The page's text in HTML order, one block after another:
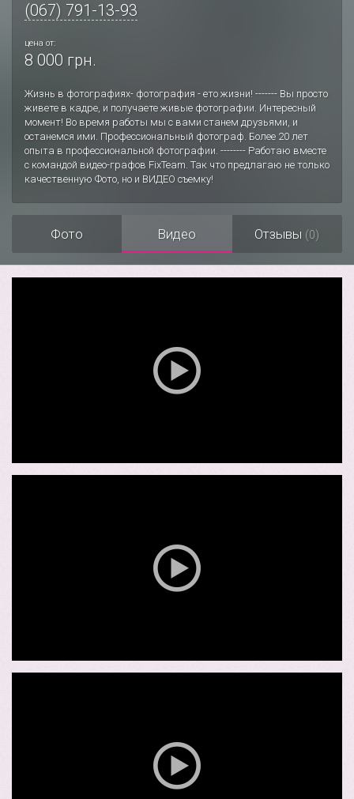
(067) 791-13-93
цена от:
8 000 грн.
Жизнь в фотографиях- фотография - ето жизни! ------- Вы просто
живете в кадре, и получаете живые фотографии. Интересный
момент! Во время работы мы с вами станем друзьями, и
останемся ими. Профессиональный фотограф. Более 20 лет
опыта в профессиональной фотографии. -------- Работаю вместе
с командой видео-графов FixTeam. Так что предлагаю не только
качественную Фото, но и ВИДЕО съемку!
Фото Видео Отзывы (0)